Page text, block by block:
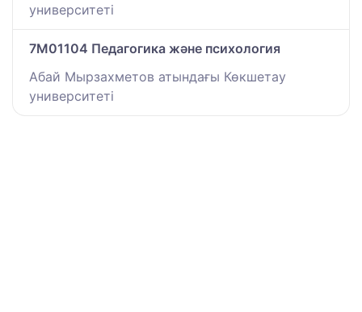
университеті
7M01104 Педагогика және психология
Абай Мырзахметов атындағы Көкшетау
университеті